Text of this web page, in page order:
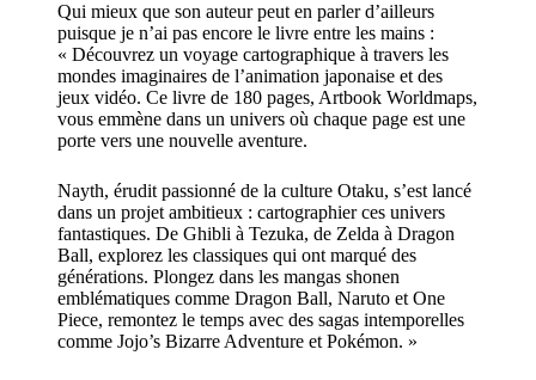
Qui mieux que son auteur peut en parler d’ailleurs
puisque je n’ai pas encore le livre entre les mains :
« Découvrez un voyage cartographique à travers les
mondes imaginaires de l’animation japonaise et des
jeux vidéo. Ce livre de 180 pages, Artbook Worldmaps,
vous emmène dans un univers où chaque page est une
porte vers une nouvelle aventure.
Nayth, érudit passionné de la culture Otaku, s’est lancé
dans un projet ambitieux : cartographier ces univers
fantastiques. De Ghibli à Tezuka, de Zelda à Dragon
Ball, explorez les classiques qui ont marqué des
générations. Plongez dans les mangas shonen
emblématiques comme Dragon Ball, Naruto et One
Piece, remontez le temps avec des sagas intemporelles
comme Jojo’s Bizarre Adventure et Pokémon. »